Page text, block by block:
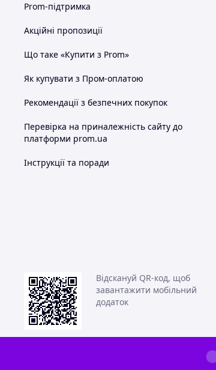
Prom-підтримка
Акційні пропозиції
Що таке «Купити з Prom»
Як купувати з Пром-оплатою
Рекомендації з безпечних покупок
Перевірка на приналежність сайту до
платформи prom.ua
Інструкції та поради
Відскануй QR-код, щоб
завантажити мобільний
додаток